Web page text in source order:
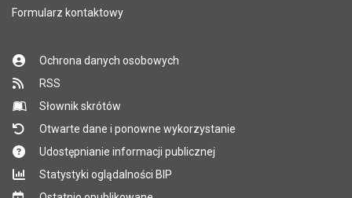
Formularz kontaktowy
Ochrona danych osobowych
RSS
Słownik skrótów
Otwarte dane i ponowne wykorzystanie
Udostępnianie informacji publicznej
Statystyki oglądalności BIP